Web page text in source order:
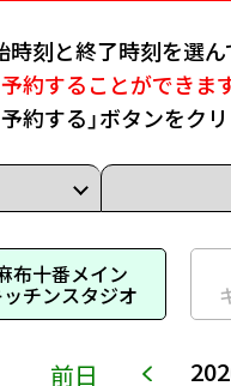
刻と終了時刻を選
約することができま
約する」ボタンをク
布十番メイン
チンスタジオ
前日